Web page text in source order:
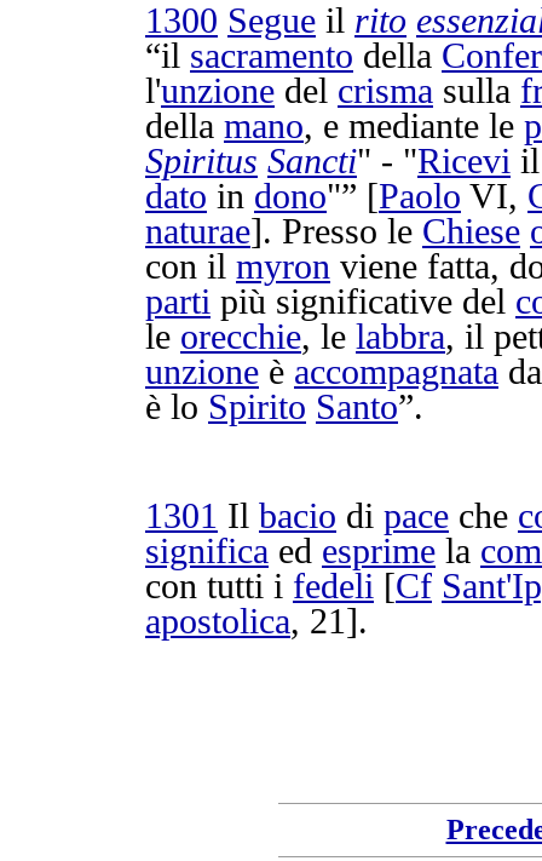
1300 Segue il rito
“il sacramento della
l'unzione del crisma sulla
della mano, e mediante le
Spiritus Sancti" - "Ricevi
dato in dono"” [Paolo VI,
naturae]. Presso le Chiese
con il myron viene fatta,
parti più significative del
le orecchie, le labbra, il
unzione è accompagnata
è lo Spirito Santo”.
1301 Il bacio di pace che
significa ed esprime la
con tutti i fedeli [Cf Sant'
apostolica, 21].